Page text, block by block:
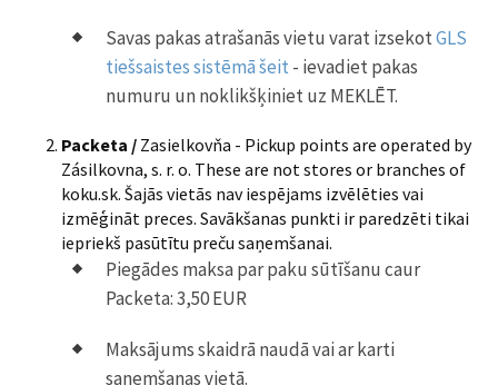
Savas pakas atrašanās vietu varat izsekotGLS
tiešsaistes sistēmā šeit - ievadiet pakas
numuru un noklikšķiniet uz MEKLĒT.
Packeta / Zasielkovňa - Pickup points are operated by
Zásilkovna, s. r. o. These are not stores or branches of
koku.sk. Šajās vietās nav iespējams izvēlēties vai
izmēģināt preces. Savākšanas punkti ir paredzēti tikai
iepriekš pasūtītu preču saņemšanai.
Piegādes maksa par paku sūtīšanu caur
Packeta: 3,50 EUR
Maksājums skaidrā naudā vai ar karti
saņemšanas vietā.